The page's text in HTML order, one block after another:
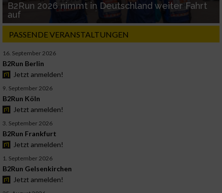
B2Run 2026 nimmt in Deutschland weiter Fahrt
auf
PASSENDE VERANSTALTUNGEN
16. September 2026
B2Run Berlin
Jetzt anmelden!
9. September 2026
B2Run Köln
Jetzt anmelden!
3. September 2026
B2Run Frankfurt
Jetzt anmelden!
1. September 2026
B2Run Gelsenkirchen
Jetzt anmelden!